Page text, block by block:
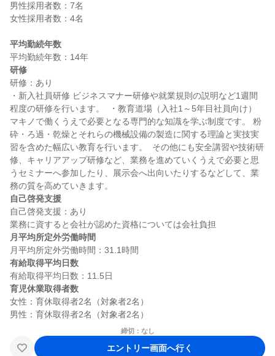
男性採用者数：7名
女性採用者数：4名
平均勤続年数
研修
研修：あり
・新入社員研修 ビジネスマナー研修や就業規則の説明など1週間
程度の研修を行います。  ・教育道場（入社1～5年目社員向け）
マキノで働くうえで必要となる専門的な知識を学ぶ制度です。 粉
砕・ろ過・乾燥とそれらの機械設備の製造に関する理論と実技実
習を含めた幅広い教育を行います。  その他にも安全講習や技術研
修、キャリアアップ研修など、業務を進めていくうえで必要と思
うセミナーへ参加したり、展示会へ出向いたりするなどして、業
自己啓発支援
自己啓発支援：あり
月平均所定外労働時間
有給取得平均日数
育児休業取得者数
女性：育休取得者2名（対象者2名）
締切：なし
エントリー画面へ行く